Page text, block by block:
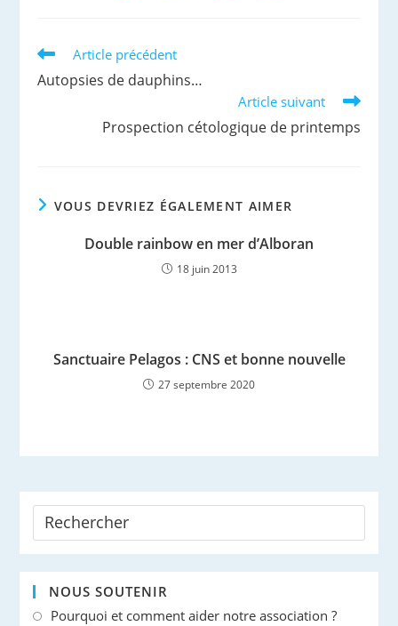
Read
articles
Article précédent
Autopsies de dauphins…
Article suivant
Prospection cétologique de printemps
VOUS DEVRIEZ ÉGALEMENT AIMER
Double rainbow en mer d’Alboran
18 juin 2013
Sanctuaire Pelagos : CNS et bonne nouvelle
27 septembre 2020
NOUS SOUTENIR
Pourquoi et comment aider notre association ?